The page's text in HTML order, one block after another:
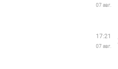
07 авг.
17:21
07 авг.